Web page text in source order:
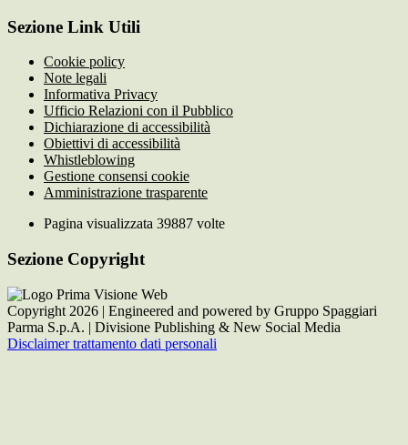
Sezione Link Utili
Cookie policy
Note legali
Informativa Privacy
Ufficio Relazioni con il Pubblico
Dichiarazione di accessibilità
Obiettivi di accessibilità
Whistleblowing
Gestione consensi cookie
Amministrazione trasparente
Pagina visualizzata 39887 volte
Sezione Copyright
Copyright 2026 | Engineered and powered by Gruppo Spaggiari
Parma S.p.A. | Divisione Publishing & New Social Media
Disclaimer trattamento dati personali